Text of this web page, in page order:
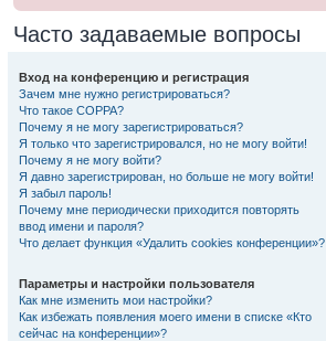
Часто задаваемые вопросы
Вход на конференцию и регистрация
Зачем мне нужно регистрироваться?
Что такое COPPA?
Почему я не могу зарегистрироваться?
Я только что зарегистрировался, но не могу войти!
Почему я не могу войти?
Я давно зарегистрирован, но больше не могу войти!
Я забыл пароль!
Почему мне периодически приходится повторять
ввод имени и пароля?
Что делает функция «Удалить cookies конференции»?
Параметры и настройки пользователя
Как мне изменить мои настройки?
Как избежать появления моего имени в списке «Кто
сейчас на конференции»?